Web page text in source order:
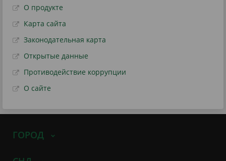
О продукте
Карта сайта
Законодательная карта
Открытые данные
Противодействие коррупции
О сайте
ГОРОД